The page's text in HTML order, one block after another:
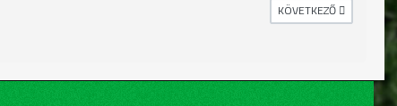
KÖVETKEZŐ CIKK:
KÖVETKEZŐ